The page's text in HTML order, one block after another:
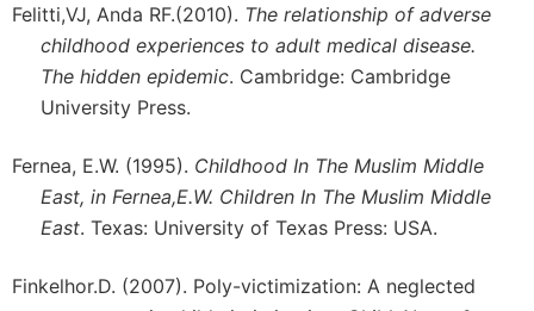
Felitti,VJ, Anda RF.(2010). The relationship of adverse
childhood experiences to adult medical disease.
The hidden epidemic. Cambridge: Cambridge
University Press.
Fernea, E.W. (1995). Childhood In The Muslim Middle
East, in Fernea,E.W. Children In The Muslim Middle
East. Texas: University of Texas Press: USA.
Finkelhor.D. (2007). Poly-victimization: A neglected